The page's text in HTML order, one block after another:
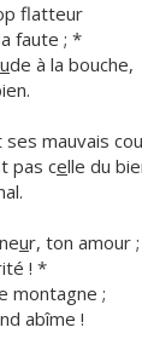
flatteur
faute ; *
ude à la bouche,
ses mauvais
pas celle du
ur, ton amour ;
! *
montagne ;
abîme !